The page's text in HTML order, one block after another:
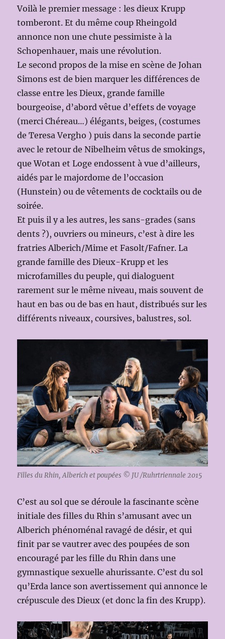
Voilà le premier message : les dieux Krupp
tomberont. Et du même coup Rheingold
annonce non une chute pessimiste à la
Schopenhauer, mais une révolution.
Le second propos de la mise en scène de Johan
Simons est de bien marquer les différences de
classe entre les Dieux, grande famille
bourgeoise, d’abord vêtue d’effets de voyage
(merci Chéreau…) élégants, beiges, (costumes
de Teresa Vergho ) puis dans la seconde partie
avec le retour de Nibelheim vêtus de smokings,
que Wotan et Loge endossent à vue d’ailleurs,
aidés par le majordome de l’occasion
(Hunstein) ou de vêtements de cocktails ou de
soirée.
Et puis il y a les autres, les sans-grades (sans
dents ?), ouvriers ou mineurs, c’est à dire les
fratries Alberich/Mime et Fasolt/Fafner. La
grande famille des Dieux-Krupp et les
microfamilles du peuple, qui dialoguent
rarement sur le même niveau, mais souvent de
haut en bas ou de bas en haut, distribués sur les
différents niveaux, coursives, balustres, sol.
Filles du Rhin, Alberich et poupées © JU /Ruhrtriennale 2015
C’est au sol que se déroule la fascinante scène
initiale des filles du Rhin s’amusant avec un
Alberich phénoménal ravagé de désir, et qui
finit par se vautrer avec des poupées de son
encouragé par les fille du Rhin dans une
gymnastique sexuelle ahurissante. C’est du sol
qu’Erda lance son avertissement qui annonce le
crépuscule des Dieux (et donc la fin des Krupp).